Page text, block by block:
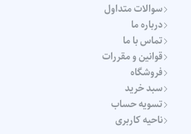
سوالات متداول
درباره ما
تماس با ما
قوانین و مقررات
فروشگاه
سبد خرید
تسویه حساب
ناحیه کاربری